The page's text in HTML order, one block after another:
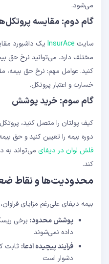
می‌شود.
گام دوم: مقایسه
سایت InsurAce یک داشبورد
مختلف دارد. می‌توانید نرخ حق
کنید. عوامل مهم: نرخ حق بیمه،
خسارت و اعتبار پروتکل.
گام سوم: خرید پوشش
کیف پولتان را متصل کنید،
دوره بیمه را تعیین کنید و حق
فلش لوان در دیفای می‌تواند
کند.
محدودیت‌ها و نقاط
بیمه دیفای علی‌رغم مزایای
پوشش محدود: برخی
داده نمی‌شوند
فرآیند پیچیده ادعا: ثابت
دشوار است